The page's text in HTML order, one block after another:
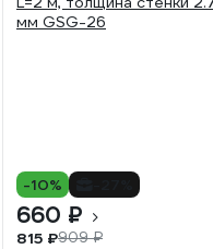
-10%
660 ₽
815 ₽909 ₽